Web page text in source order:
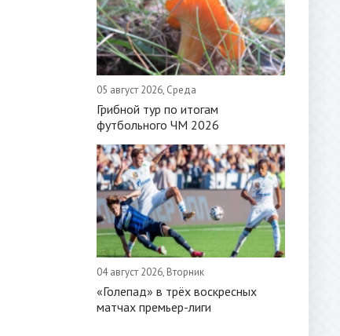
05 август 2026, Среда
Грибной тур по итогам
футбольного ЧМ 2026
04 август 2026, Вторник
«Голепад» в трёх воскресных
матчах премьер-лиги